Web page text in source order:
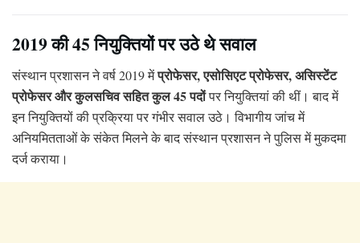
2019 की 45 नियुक्तियों पर उठे थे सवाल
संस्थान प्रशासन ने वर्ष 2019 मेंप्रोफेसर, एसोसिएट प्रोफेसर, असिस्टेंट
प्रोफेसर और कुलसचिव सहित कुल 45 पदोंपर नियुक्तियां की थीं। बाद में
इन नियुक्तियों की प्रक्रिया पर गंभीर सवाल उठे। विभागीय जांच में
अनियमितताओं के संकेत मिलने के बाद संस्थान प्रशासन ने पुलिस में मुकदमा
दर्ज कराया।